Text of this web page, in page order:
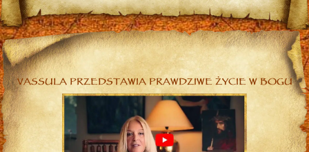
VASSULA PRZEDSTAWIA PRAWDZIWE ŻYCIE W BOGU